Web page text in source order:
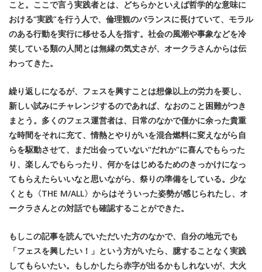
こと。ここで言う実践者とは、どちらかといえば哲学的な意味に
おける“実践”を行う人で、倫理観のバランスに長けていて、モラル
のある行動を実行に移せる人を指す。社会の風潮や事象などを冷
笑している類の人間とは無縁の気丈さが、オークラさんからは伝
わってきた。
繰り返しになるが、フェスを興すことは想像以上の労力を要し、
新しい試みにチャレンジするのであれば、なおのこと困難がつき
まとう。多くのフェス運営者は、日常のなかで僅かに余った貴重
な時間をそれに充て、情熱とやりがいを混合燃料に変えながら自
らを駆動させて、まだ出会っていない“だれか”に喜んでもらった
り、楽しんでもらったり、何かをはじめるためのきっかけになっ
てもらえたらいいなと思いながら、祭りの準備をしている。少な
くとも〈THE M/ALL〉からはそういった姿勢が感じられたし、オ
ークラさんとの対話でも確認することができた。
もしこの記事を読んでいただいた方のなかで、自分の地元でも
「フェスを興したい！」という方がいたら、臆することなく実践
してもらいたい。もしかしたら赤字が出るかもしれないが、大火